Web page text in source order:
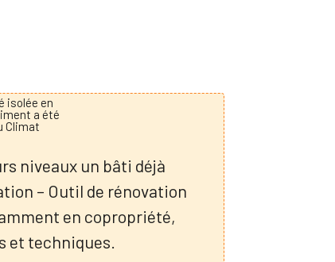
isolée en
a été
Climat
niveaux un bâti déjà
– Outil de rénovation
en copropriété,
et techniques.